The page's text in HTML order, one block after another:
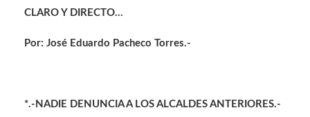
CLARO Y DIRECTO…
Por: José Eduardo Pacheco Torres.-
*.-NADIE DENUNCIA A LOS ALCALDES ANTERIORES.-